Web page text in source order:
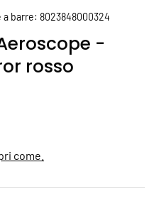
a barre: 8023848000324
-
rosso
come.